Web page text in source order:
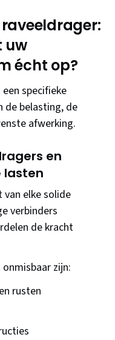
uw
écht op?
specifieke
de belasting, de
afwerking.
en
lasten
van elke solide
verbinders
de kracht
zijn:
rusten